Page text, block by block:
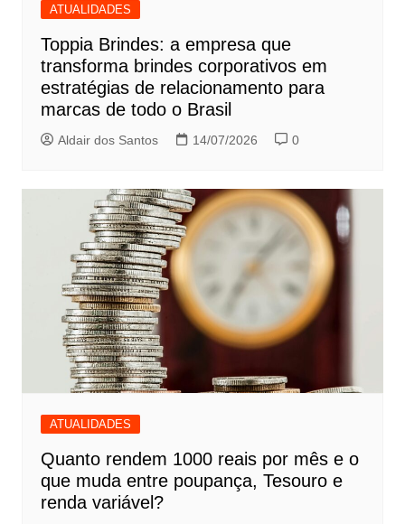
ATUALIDADES
Toppia Brindes: a empresa que
transforma brindes corporativos em
estratégias de relacionamento para
marcas de todo o Brasil
Aldair dos Santos 14/07/2026 0
ATUALIDADES
Quanto rendem 1000 reais por mês e o
que muda entre poupança, Tesouro e
renda variável?